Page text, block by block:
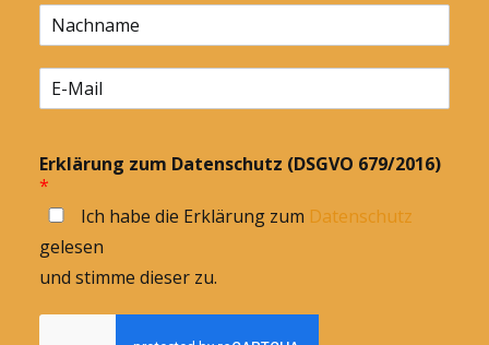
Erklärung zum Datenschutz (DSGVO 679/2016)
*
Ich habe die Erklärung zum Datenschutz
gelesen
und stimme dieser zu.